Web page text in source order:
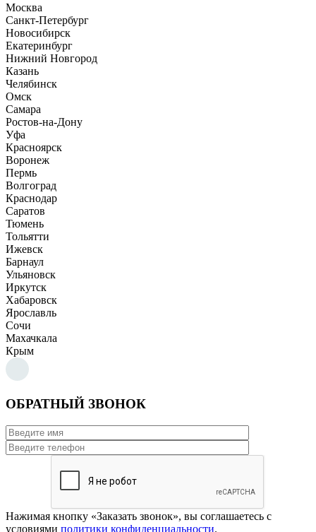
Москва
Санкт-Петербург
Новосибирск
Екатеринбург
Нижний Новгород
Казань
Челябинск
Омск
Самара
Ростов-на-Дону
Уфа
Красноярск
Воронеж
Пермь
Волгоград
Краснодар
Саратов
Тюмень
Тольятти
Ижевск
Барнаул
Ульяновск
Иркутск
Хабаровск
Ярославль
Сочи
Махачкала
Крым
ОБРАТНЫЙ ЗВОНОК
Нажимая кнопку «Заказать звонок», вы соглашаетесь с
условиями политики конфиденциальности.